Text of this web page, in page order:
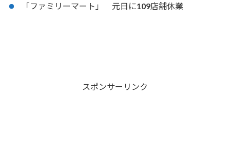
「ファミリーマート」 元日に109店舗休業
スポンサーリンク